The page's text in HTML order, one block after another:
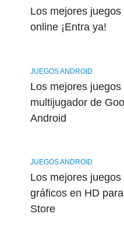
Los mejores
online ¡Entra ya!
JUEGOS ANDROID
Los mejores
multijugador de
Android
JUEGOS ANDROID
Los mejores
gráficos en HD
Store